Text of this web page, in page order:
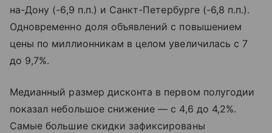
на-Дону (-6,9 п.п.) и Санкт-Петербурге (-6,8 п.п.).
Одновременно доля объявлений с повышением
цены по миллионникам в целом увеличилась с 7
до 9,7%.
Медианный размер дисконта в первом полугодии
показал небольшое снижение — с 4,6 до 4,2%.
Самые большие скидки зафиксированы